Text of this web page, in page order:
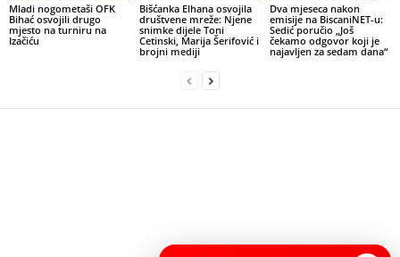
Mladi nogometaši OFK
Bihać osvojili drugo
mjesto na turniru na
Izačiću
Bišćanka Elhana osvojila
društvene mreže: Njene
snimke dijele Toni
Cetinski, Marija Šerifović i
brojni mediji
Dva mjeseca nakon
emisije na BiscaniNET-u:
Sedić poručio „Još
čekamo odgovor koji je
najavljen za sedam dana“